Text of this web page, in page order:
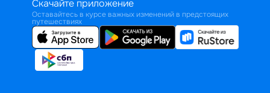
Скачайте приложение
Оставайтесь в курсе важных изменений в предстоящих
путешествиях